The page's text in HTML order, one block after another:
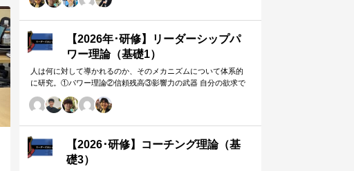
【2026年･研修】リーダーシップパ
ワー理論（基礎1）
人は何に対して導かれるのか、そのメカニズムについて体系的
に研究。①パワー理論②信頼残高③影響力の武器 自分の欲求で
【2026･研修】コーチング理論（基
礎3）